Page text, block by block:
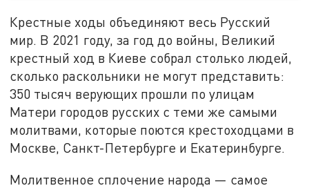
Крестные ходы объединяют весь Русский
мир. В 2021 году, за год до войны, Великий
крестный ход в Киеве собрал столько людей,
сколько раскольники не могут представить:
350 тысяч верующих прошли по улицам
Матери городов русских с теми же самыми
молитвами, которые поются крестоходцами в
Москве, Санкт-Петербурге и Екатеринбурге.
Молитвенное сплочение народа — самое